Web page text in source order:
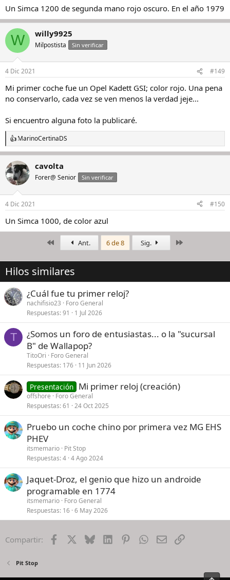
:
Un Simca 1200 de segunda mano rojo oscuro. En el año 1979
W willy9925
Milpostista Sin verificar
4 Dic 2021 #149
Mi primer coche fue un Opel Kadett GSI; color rojo. Una pena
no conservarlo, cada vez se ven menos la verdad jeje...
Si encuentro alguna foto la publicaré.
R
e
c
c
i
e
:
MarinoCertinaDS
cavolta
Forer@ Senior Sin verificar
4 Dic 2021 #150
Un Simca 1000, de color azul
PrimeroAnt. 6 de 8 Sig.
Hilos similares
¿Cuál fue tu primer reloj?
nachifisio23
Foro General
Respuestas 91 1 Jul 2026
T
¿Somos un foro de entusiastas... o la "sucursal
B" de Wallapop?
TitoOri
Foro General
Respuestas 176 11 Jun 2026
Presentación Mi primer reloj (creación)
offshore
Foro General
Respuestas 61 24 Oct 2025
Pruebo un coche chino por primera vez MG EHS
PHEV
itsmemario Pit Stop
Respuestas 4 4 Ago 2024
Jaquet-Droz, el genio que hizo un androide
programable en 1774
itsmemario Foro General
Respuestas 16 6 May 2026
Compartir: Facebook BlueskyLinkedInPinterestWhatsApp
EmailEnlace
Pit Stop